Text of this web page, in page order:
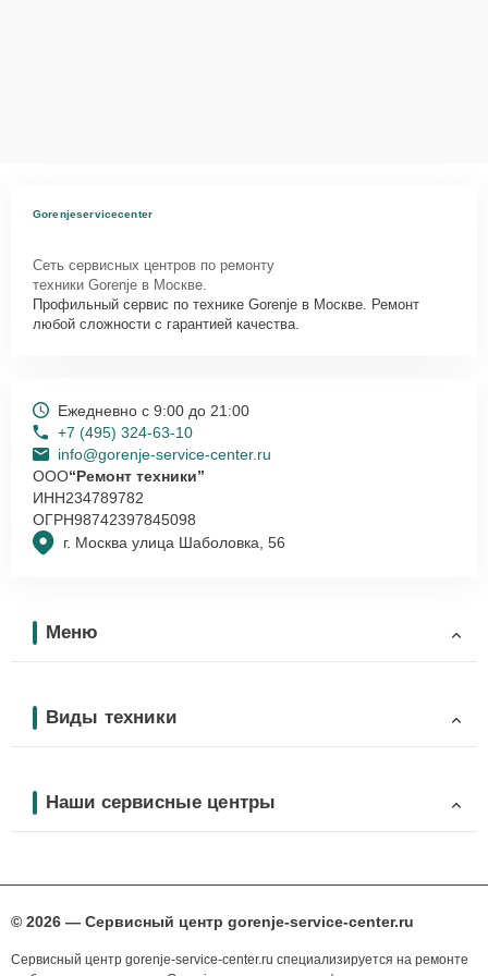
Gorenjeservicecenter
Сеть сервисных центров по ремонту
техники Gorenje в Москве.
Профильный сервис по технике Gorenje в Москве. Ремонт
любой сложности с гарантией качества.
г. Москва улица Шаболовка, 56
Ежедневно с 9:00 до 21:00
+7 (495) 324-63-10
info@gorenje-service-center.ru
ООО“Ремонт техники”
ИНН234789782
ОГРН98742397845098
Меню
Виды техники
Наши сервисные центры
© 2026 — Сервисный центр gorenje-service-center.ru
Сервисный центр gorenje-service-center.ru специализируется на ремонте